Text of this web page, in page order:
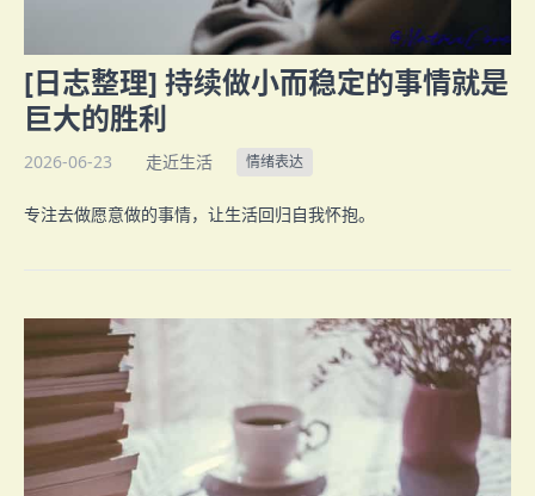
[日志整理] 持续做小而稳定的事情就是
巨大的胜利
2026-06-23 走近生活 情绪表达
专注去做愿意做的事情，让生活回归自我怀抱。